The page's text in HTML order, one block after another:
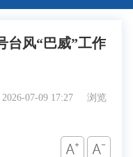
台风“巴威”工作
07-09 17:27 浏览